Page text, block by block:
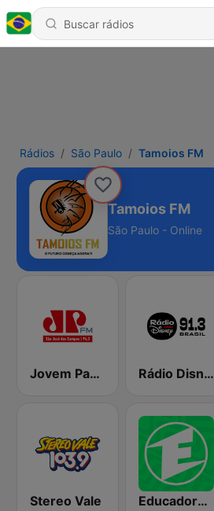
Rádios São Paulo Tamoios FM
Tamoios FM
São Paulo - Online
Jovem Pan FM São José dos Campos Rádio Disney
Stereo Vale Educadora FM 91.7